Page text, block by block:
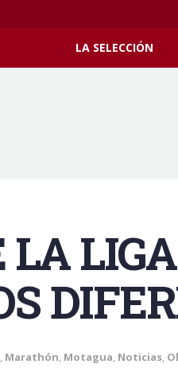
LA SELECCIÓN
Marathón Motagua Noticias